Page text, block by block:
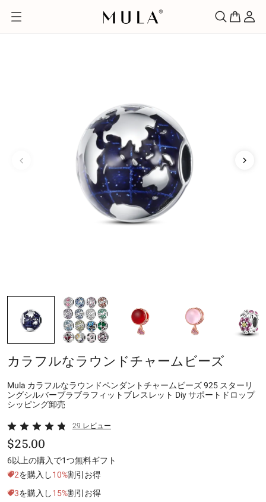
カラフルなラウンドチャームビーズ
Mula カラフルなラウンドペンダントチャームビーズ 925 スターリ
ングシルバーブラブラフィットブレスレット Diy サポートドロップ
シッピング卸売
29 レビュー
$25.00
6以上の購入で1つ無料ギフト
2を購入し10%割引お得
3を購入し15%割引お得